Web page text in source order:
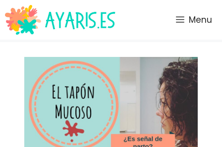
Saltar
al
contenido
Menu